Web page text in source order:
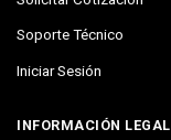
Soporte Técnico
Iniciar Sesión
INFORMACIÓN LEGAL